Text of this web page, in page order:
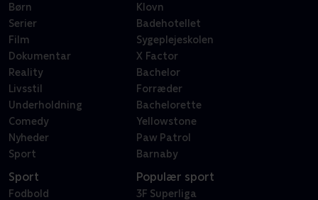
Børn
Serier
Film
Dokumentar
Reality
Livsstil
Underholdning
Comedy
Nyheder
Sport
Klovn
Badehotellet
Sygeplejeskolen
X Factor
Bachelor
Forræder
Bachelorette
Yellowstone
Paw Patrol
Barnaby
Sport
Fodbold
Populær sport
3F Superliga